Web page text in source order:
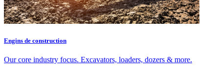
Engins de construction
Our core industry focus. Excavators, loaders, dozers & more.